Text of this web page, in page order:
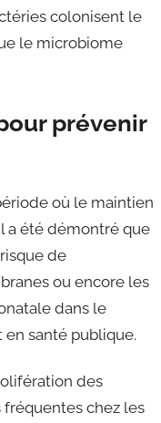
colonisent le
le microbiome
prévenir
où le maintien
a été démontré que
de
ou encore les
dans le
santé publique.
des
chez les